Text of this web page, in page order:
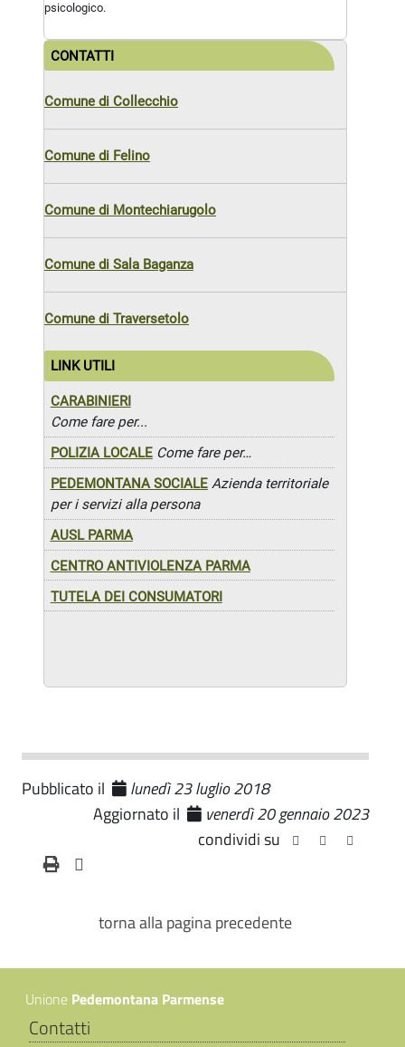
psicologico.
CONTATTI
Comune di Collecchio
Comune di Felino
Comune di Montechiarugolo
Comune di Sala Baganza
Comune di Traversetolo
LINK UTILI
CARABINIERI
Come fare per...
POLIZIA LOCALE Come fare per…
PEDEMONTANA SOCIALE Azienda territoriale
per i servizi alla persona
AUSL PARMA
CENTRO ANTIVIOLENZA PARMA
TUTELA DEI CONSUMATORI
Pubblicato il
lunedì 23 luglio 2018
Aggiornato il
venerdì 20 gennaio 2023
condividi su
torna alla pagina precedente
Unione Pedemontana Parmense
Contatti